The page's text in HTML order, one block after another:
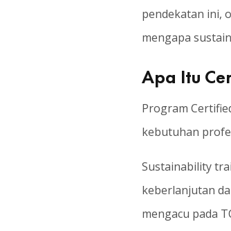
pendekatan ini,
mengapa
Apa Itu
Program
kebutuhan
Sustainability
keberlanjutan
mengacu pada